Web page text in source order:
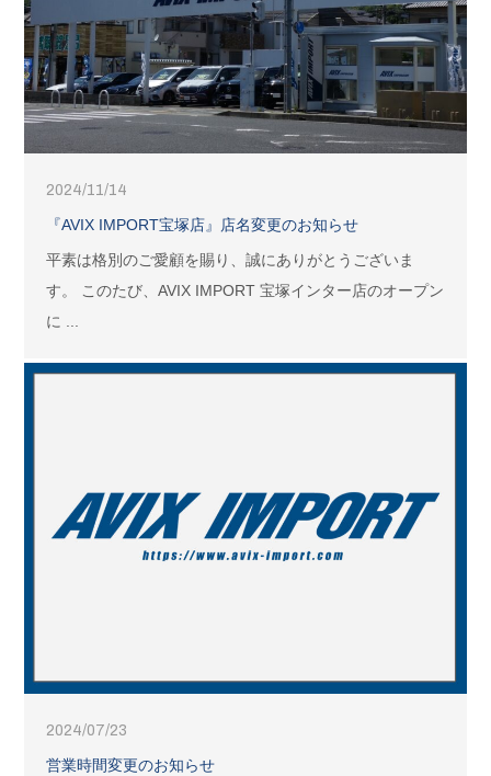
2024/11/14
『AVIX IMPORT宝塚店』店名変更のお知らせ
平素は格別のご愛顧を賜り、誠にありがとうございま
す。 このたび、AVIX IMPORT 宝塚インター店のオープン
に ...
2024/07/23
営業時間変更のお知らせ